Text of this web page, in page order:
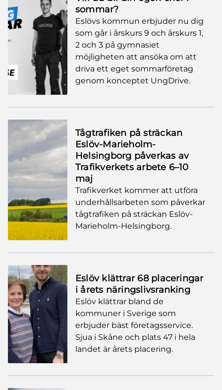
sommar?
Eslövs kommun erbjuder nu dig
som går i årskurs 9 och årskurs 1,
2 och 3 på gymnasiet
möjligheten att ansöka om att
driva ett eget sommarföretag
genom konceptet UngDrive.
Tågtrafiken på sträckan
Eslöv-Marieholm-
Helsingborg påverkas av
Trafikverkets arbete 6–10
maj
Trafikverket kommer att utföra
underhållsarbeten som påverkar
tågtrafiken på sträckan Eslöv-
Marieholm-Helsingborg.
Eslöv klättrar 68 placeringar
i årets näringslivsranking
Eslöv klättrar bland de
kommuner i Sverige som
erbjuder bäst företagsservice.
Sjua i Skåne och plats 47 i hela
landet är årets placering.